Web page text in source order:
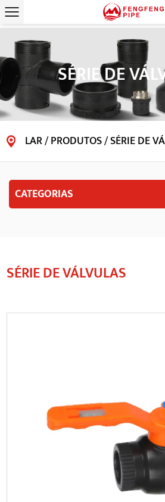
SÉRIE DE
LAR/PRODUTOS/SÉRIE DE
CATEGORIAS
SÉRIE DE VÁLVULAS